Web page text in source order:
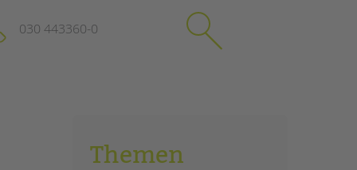
schließen
030 443360-0
SuchenThemen